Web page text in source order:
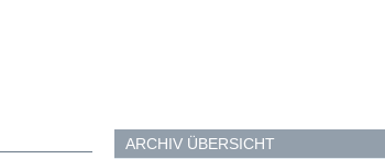
ARCHIV ÜBERSICHT